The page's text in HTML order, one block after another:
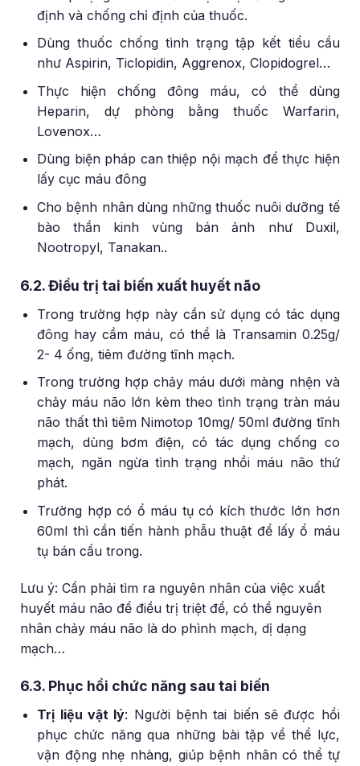
định và chống chỉ định của thuốc.
Dùng thuốc chống tình trạng tập kết tiểu cầu
như Aspirin, Ticlopidin, Aggrenox, Clopidogrel…
Thực hiện chống đông máu, có thể dùng
Heparin, dự phòng bằng thuốc Warfarin,
Lovenox…
Dùng biện pháp can thiệp nội mạch để thực hiện
lấy cục máu đông
Cho bệnh nhân dùng những thuốc nuôi dưỡng tế
bào thần kinh vùng bán ảnh như Duxil,
Nootropyl, Tanakan..
6.2. Điều trị tai biến xuất huyết não
Trong trường hợp này cần sử dụng có tác dụng
đông hay cầm máu, có thể là Transamin 0.25g/
2- 4 ống, tiêm đường tĩnh mạch.
Trong trường hợp chảy máu dưới màng nhện và
chảy máu não lớn kèm theo tình trạng tràn máu
não thất thì tiêm Nimotop 10mg/ 50ml đường tĩnh
mạch, dùng bơm điện, có tác dụng chống co
mạch, ngăn ngừa tình trạng nhồi máu não thứ
phát.
Trường hợp có ổ máu tụ có kích thước lớn hơn
60ml thì cần tiến hành phẫu thuật để lấy ổ máu
tụ bán cầu trong.
Lưu ý: Cần phải tìm ra nguyên nhân của việc xuất
huyết máu não để điều trị triệt để, có thể nguyên
nhân chảy máu não là do phình mạch, dị dạng
mạch…
6.3. Phục hồi chức năng sau tai biến
Trị liệu vật lý: Người bệnh tai biến sẽ được hồi
phục chức năng qua những bài tập về thể lực,
vận động nhẹ nhàng, giúp bệnh nhân có thể tự